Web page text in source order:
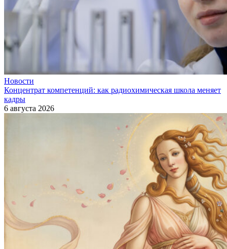
Новости
Концентрат компетенций: как радиохимическая школа меняет
кадры
6 августа 2026